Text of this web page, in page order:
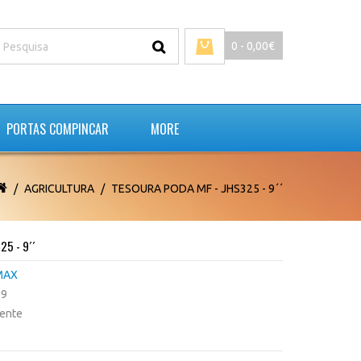
0 - 0,00€
PORTAS COMPINCAR MORE
AGRICULTURA TESOURA PODA MF - JHS325 - 9´´
- 9´´